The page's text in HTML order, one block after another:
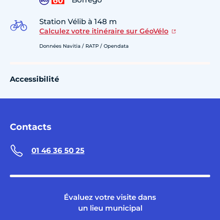
Station Vélib à 148 m
Calculez votre itinéraire sur GéoVélo
Données Navitia / RATP / Opendata
Accessibilité
Contacts
01 46 36 50 25
Évaluez votre visite dans
un lieu municipal